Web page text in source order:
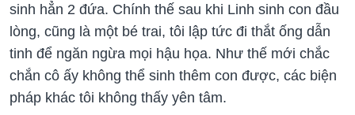
sinh hẳn 2 đứa. Chính thế sau khi Linh sinh con đầu
lòng, cũng là một bé trai, tôi lập tức đi thắt ống dẫn
tinh để ngăn ngừa mọi hậu họa. Như thế mới chắc
chắn cô ấy không thể sinh thêm con được, các biện
pháp khác tôi không thấy yên tâm.